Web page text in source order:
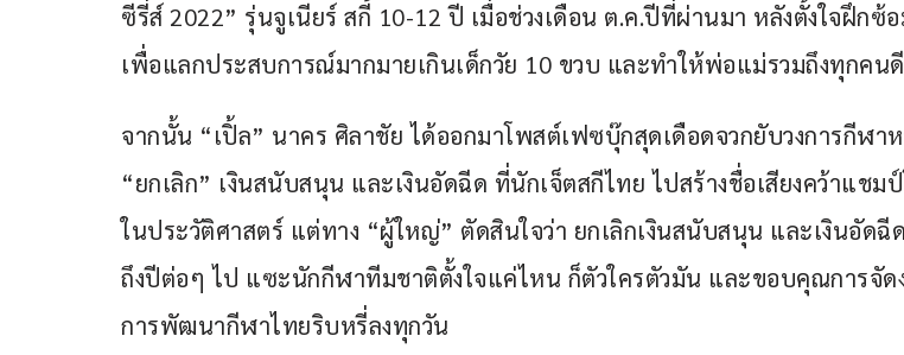
ซีรี่ส์ 2022” รุ่นจูเนียร์ สกี้ 10-12 ปี เมื่อช่วงเดือน ต.ค.ปีที่ผ่านมา หลังตั้งใจฝึกซ้
เพื่อแลกประสบการณ์มากมายเกินเด็กวัย 10 ขวบ และทำให้พ่อแม่รวมถึงทุกคน
จากนั้น “เปิ้ล” นาคร ศิลาชัย ได้ออกมาโพสต์เฟซบุ๊กสุดเดือดจวกยับวงการกีฬา
“ยกเลิก” เงินสนับสนุน และเงินอัดฉีด ที่นักเจ็ตสกีไทย ไปสร้างชื่อเสียงคว้าแชม
ในประวัติศาสตร์ แต่ทาง “ผู้ใหญ่” ตัดสินใจว่า ยกเลิกเงินสนับสนุน และเงินอัดฉี
ถึงปีต่อๆ ไป แซะนักกีฬาทีมชาติตั้งใจแค่ไหน ก็ตัวใครตัวมัน และขอบคุณการจัด
การพัฒนากีฬาไทยริบหรี่ลงทุกวัน